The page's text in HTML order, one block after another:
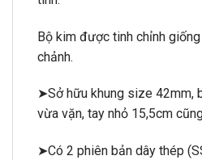
Bộ kim được tinh chỉnh
chảnh.
➤Sở hữu khung size 42mm,
vừa vặn, tay nhỏ 15,5cm
➤Có 2 phiên bản dây thép